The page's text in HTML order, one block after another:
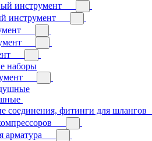
инструмент
инструмент
наборы
соединения, фитинги для шлангов
арматура